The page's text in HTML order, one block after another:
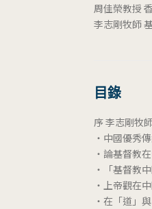
周佳榮教授
李志剛牧師
目錄
序 李志剛牧
‧中國優秀
‧論基督教
‧「基督教
‧上帝觀在
‧在「道」